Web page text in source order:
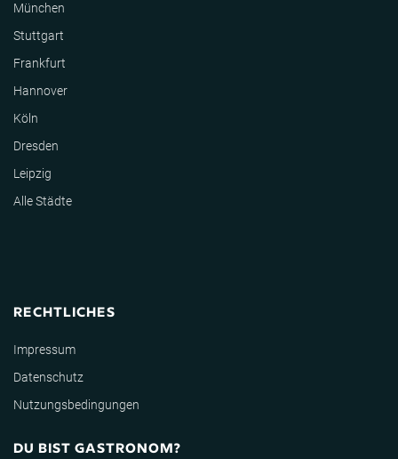
München
Stuttgart
Frankfurt
Hannover
Köln
Dresden
Leipzig
Alle Städte
RECHTLICHES
Impressum
Datenschutz
Nutzungsbedingungen
DU BIST GASTRONOM?